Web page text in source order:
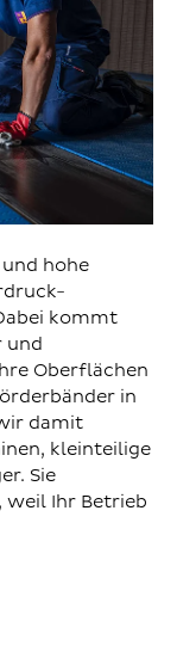
hohe
kommt
und
Oberflächen
in
damit
kleinteilige
Sie
weil Ihr Betrieb